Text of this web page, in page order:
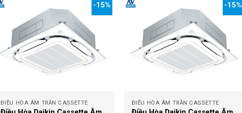
-15%
ĐIỀU HÒA ÂM TRẦN CASSETTE
-15%
ĐIỀU HÒA ÂM TRẦN CASSETTE